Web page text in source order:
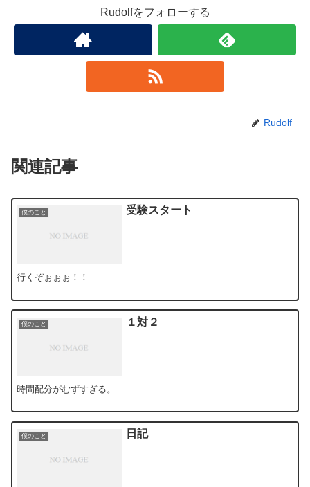
Rudolfをフォローする
Rudolf
関連記事
僕のこと 受験スタート
行くぞぉぉぉ！！
僕のこと １対２
時間配分がむずすぎる。
僕のこと 日記